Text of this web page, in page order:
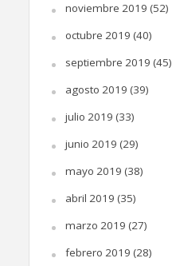
noviembre 2019 (52)
octubre 2019 (40)
septiembre 2019 (45)
agosto 2019 (39)
julio 2019 (33)
junio 2019 (29)
mayo 2019 (38)
abril 2019 (35)
marzo 2019 (27)
febrero 2019 (28)